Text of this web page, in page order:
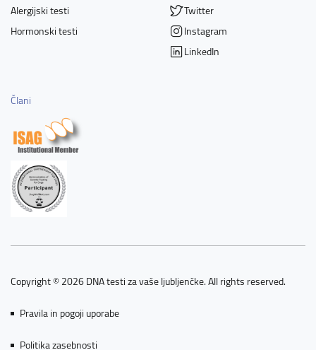
Alergijski testi
Hormonski testi
Twitter
Instagram
LinkedIn
Člani
Copyright © 2026 DNA testi za vaše ljubljenčke. All rights reserved.
Pravila in pogoji uporabe
Politika zasebnosti